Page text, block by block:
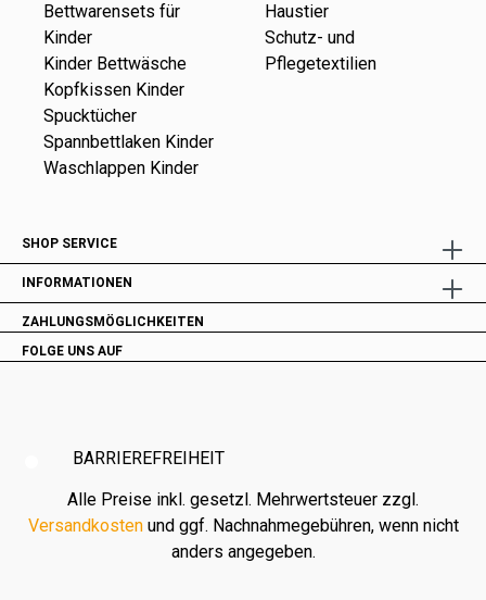
Bettwarensets für
Kinder
Kinder Bettwäsche
Kopfkissen Kinder
Spucktücher
Spannbettlaken Kinder
Waschlappen Kinder
Haustier
Schutz- und
Pflegetextilien
SHOP SERVICE
INFORMATIONEN
ZAHLUNGSMÖGLICHKEITEN
FOLGE UNS AUF
BARRIEREFREIHEIT
Alle Preise inkl. gesetzl. Mehrwertsteuer zzgl.
Versandkostenund ggf. Nachnahmegebühren, wenn nicht
anders angegeben.